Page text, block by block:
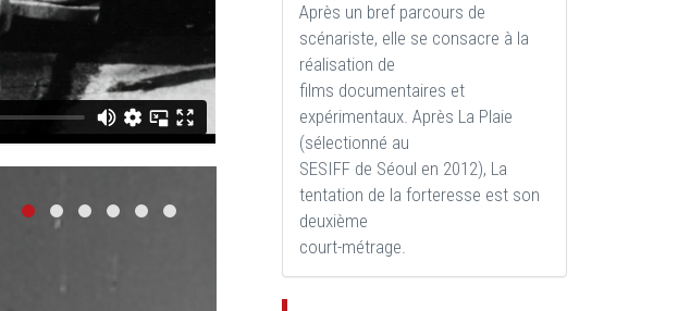
Après un bref parcours de
scénariste, elle se consacre à la
réalisation de
films documentaires et
expérimentaux. Après La Plaie
(sélectionné au
SESIFF de Séoul en 2012), La
tentation de la forteresse est son
deuxième
court-métrage.